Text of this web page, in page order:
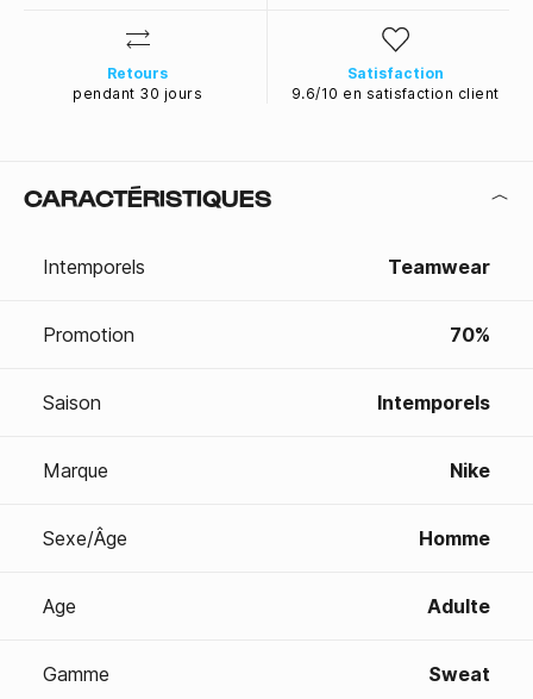
Retours
pendant 30 jours
Satisfaction
9.6/10 en satisfaction client
CARACTÉRISTIQUES
Intemporels Teamwear
Promotion 70%
Saison Intemporels
Marque Nike
Sexe/Âge Homme
Age Adulte
Gamme Sweat